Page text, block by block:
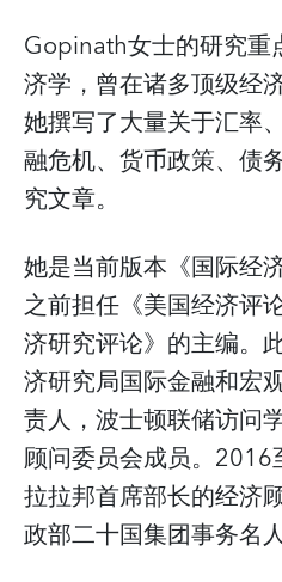
Gopinath女士的研究重
济学，曾在诸多顶级经
她撰写了大量关于汇率
融危机、货币政策、债
究文章。
她是当前版本《国际经
之前担任《美国经济评
济研究评论》的主编。
济研究局国际金融和宏
责人，波士顿联储访问
顾问委员会成员。
拉拉邦首席部长的经济
政部二十国集团事务名